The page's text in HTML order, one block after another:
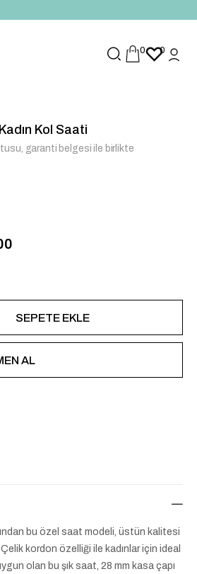
0 0
Kol Saati
garanti belgesi ile birlikte
bu özel saat modeli, üstün kalitesi
Çelik kordon özelliği ile kadınlar için ideal
olan bu şık saat, 28 mm kasa çapı